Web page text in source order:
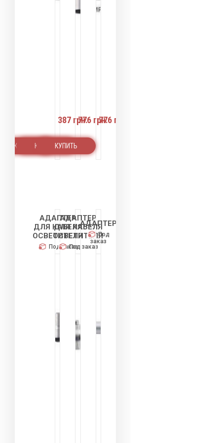
387 грн.
КУПИТЬ
776 грн.
КУПИТЬ
776 грн.
КУПИТЬ
АДАПТЕР
ДЛЯ КАБЕЛЯ
ОСВЕТИТЕЛЯ
Под заказ
АДАПТЕР
ДЛЯ КАБЕЛЯ
ОСВЕТИТЕЛЯ
Под заказ
АДАПТЕР
Под
заказ